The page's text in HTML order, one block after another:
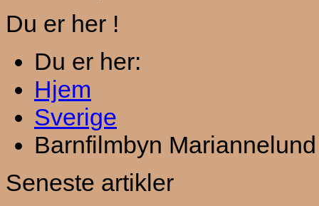
Du er her !
Du er her:
Hjem
Sverige
Barnfilmbyn Mariannelund
Seneste artikler